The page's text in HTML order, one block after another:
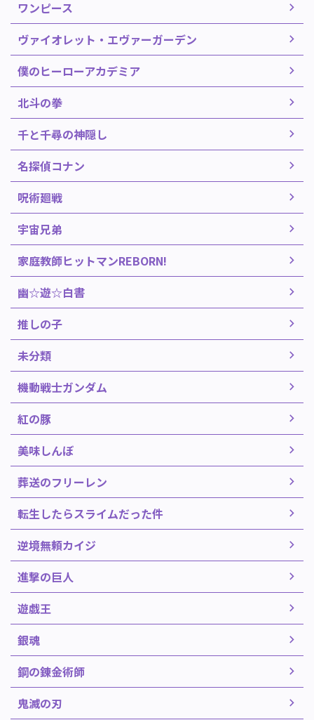
ワンピース
ヴァイオレット・エヴァーガーデン
僕のヒーローアカデミア
北斗の拳
千と千尋の神隠し
名探偵コナン
呪術廻戦
宇宙兄弟
家庭教師ヒットマンREBORN!
幽☆遊☆白書
推しの子
未分類
機動戦士ガンダム
紅の豚
美味しんぼ
葬送のフリーレン
転生したらスライムだった件
逆境無頼カイジ
進撃の巨人
遊戯王
銀魂
鋼の錬金術師
鬼滅の刃